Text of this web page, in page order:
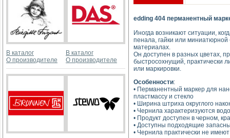
В каталог
О производителе
В каталог
О производителе
edding 404 перманентный
Иногда возникают ситуации,
пенала, гайки или миниатюрной
материалах.
Он доступен в разных цветах,
быстросохнущий, практически
или маркировки.
Особенности:
• Перманентный маркер для
пластмассу и стекло
• Ширина штриха округлого
• Чернила характеризуются
• Продукт доступен в черном,
• Доступны подходящие
• Чернила практически не